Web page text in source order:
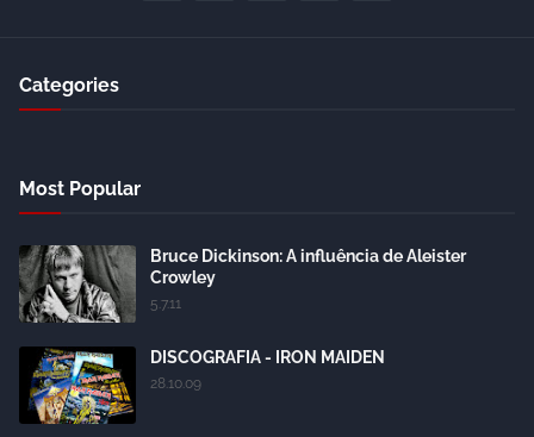
Categories
Most Popular
Bruce Dickinson: A influência de Aleister
Crowley
5.7.11
DISCOGRAFIA - IRON MAIDEN
28.10.09